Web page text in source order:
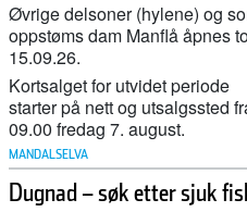
Øvrige delsoner (hylene) og
oppstøms dam Manflå åpnes
15.09.26.
Kortsalget for utvidet periode
starter på nett og utsalgssted
09.00 fredag 7. august.
MANDALSELVA
Dugnad – søk etter sjuk
27. februar 2026
Her ser du hvor mye laks